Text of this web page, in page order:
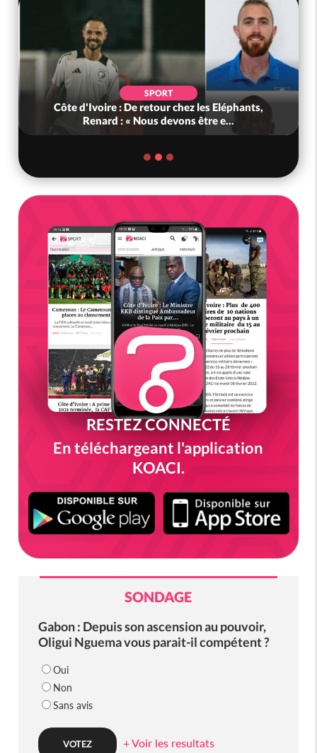
POLITIQUE
Bénin : L'ancien président Patrice Talon élu à la
tête du Sénat
RESTEZ CONNECTÉ
En téléchargeant l'application
KOACI.
SONDAGE
Gabon : Depuis son ascension au pouvoir,
Oligui Nguema vous parait-il compétent ?
Oui
Non
Sans avis
+ Voir les resultats